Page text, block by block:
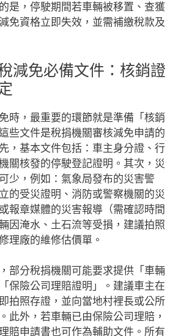
是，停駛期間若車輛被移置、查獲
免資格立即失效，並需補繳稅款及
減免必備文件：核銷證
時，最重要的環節就是準備「核銷
些文件是稅捐機關審核減免申請的
，基本文件包括：車主身分證、行
關核發的停駛登記證明。其次，災
少，例如：氣象局發布的災害警
的受災證明、消防或警察機關的災
報章媒體的災害報導（需確認時間
因淹水、土石流等受損，建議拍照
理廠的維修估價單。
部分稅捐機關可能要求提供「車輛
保險公司理賠證明」。建議車主在
拍照存證，並向當地村裡長或公所
此外，若車輛已由保險公司理賠，
賠申請書也可作為輔助文件。所有